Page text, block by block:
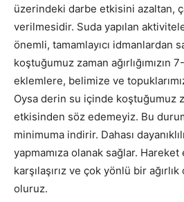
üzerindeki darbe etkisini azaltan,
verilmesidir. Suda yapılan
önemli, tamamlayıcı idmanlardan
koştuğumuz zaman ağırlığımızın
eklemlere, belimize ve
Oysa derin su içinde koştuğumuz
etkisinden söz edemeyiz. Bu
minimuma indirir. Dahası
yapmamıza olanak sağlar.
karşılaşırız ve çok yönlü bir ağırlık
oluruz.